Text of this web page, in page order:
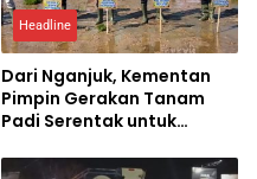
Headline
Dari Nganjuk, Kementan
Pimpin Gerakan Tanam
Padi Serentak untuk
Pangan